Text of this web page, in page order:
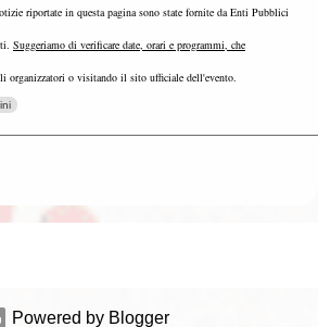
riportate in questa pagina sono state fornite da Enti Pubblici
Suggeriamo di verificare date, orari e programmi, che
organizzatori o visitando il sito ufficiale dell'evento.
Powered by Blogger